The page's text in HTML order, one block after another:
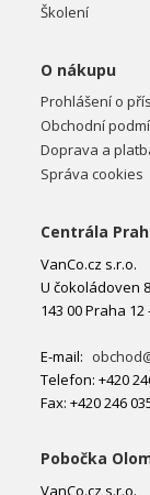
Školení
O nákupu
Prohlášení o
Obchodní
Doprava a
Správa cookies
Centrála
VanCo.cz s.r.o.
U čokoládoven
143 00 Praha
E-mail:
Telefon: +420
Fax: +420 246
Pobočka